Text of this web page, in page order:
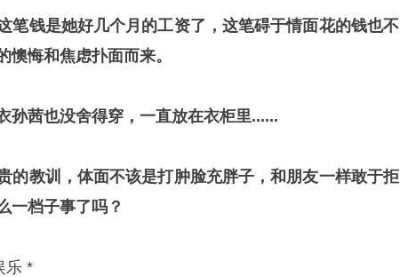
笔钱是她好几个月的工资了，这笔碍于情面花的钱也不
悔和焦虑扑面而来。
孙茜也没舍得穿，一直放在衣柜里......
的教训，体面不该是打肿脸充胖子，和朋友一样敢于拒
一档子事了吗？
乐 *